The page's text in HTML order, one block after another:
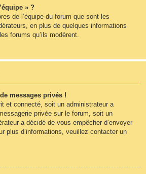
» ?
de l’équipe du forum que sont les
en plus de quelques informations
forums qu’ils modèrent.
messages privés !
et connecté, soit un administrateur a
privée sur le forum, soit un
a décidé de vous empêcher d’envoyer
plus d’informations, veuillez contacter un